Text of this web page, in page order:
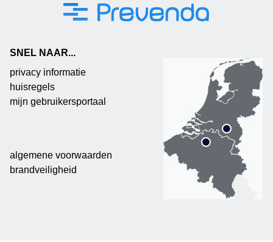
SNEL NAAR...
privacy informatie
huisregels
mijn gebruikersportaal
algemene voorwaarden
brandveiligheid